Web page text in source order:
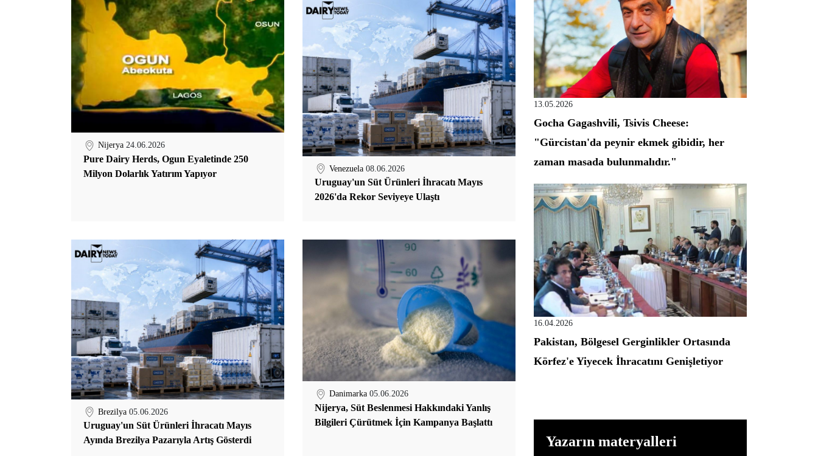
Nijerya 24.06.2026
Pure Dairy Herds, Ogun Eyaletinde 250
Milyon Dolarlık Yatırım Yapıyor
Venezuela 08.06.2026
Uruguay'un Süt Ürünleri İhracatı Mayıs
2026'da Rekor Seviyeye Ulaştı
Brezilya 05.06.2026
Uruguay'un Süt Ürünleri İhracatı Mayıs
Ayında Brezilya Pazarıyla Artış Gösterdi
Danimarka 05.06.2026
Nijerya, Süt Beslenmesi Hakkındaki Yanlış
Bilgileri Çürütmek İçin Kampanya Başlattı
13.05.2026
Gocha Gagashvili, Tsivis Cheese:
"Gürcistan'da peynir ekmek gibidir, her
zaman masada bulunmalıdır."
16.04.2026
Pakistan, Bölgesel Gerginlikler Ortasında
Körfez'e Yiyecek İhracatını Genişletiyor
Yazarın materyalleri